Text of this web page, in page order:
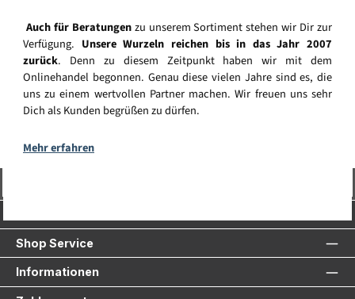
Auch für Beratungenzu unserem Sortiment stehen wir Dir zur
Verfügung. Unsere Wurzeln reichen bis in das Jahr 2007
zurück. Denn zu diesem Zeitpunkt haben wir mit dem
Onlinehandel begonnen. Genau diese vielen Jahre sind es, die
uns zu einem wertvollen Partner machen. Wir freuen uns sehr
Dich als Kunden begrüßen zu dürfen.
Mehr erfahren
Shop Service
Informationen